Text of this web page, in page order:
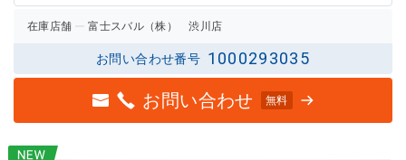
在庫店舗 富士スバル（株） 渋川店
お問い合わせ番号 1000293035
お問い合わせ 無料